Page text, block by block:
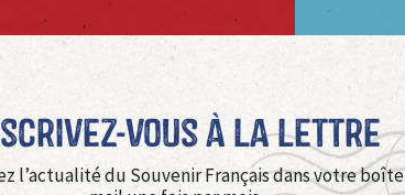
vous à La Lettre
l’actualité du Souvenir Français dans votre boîte